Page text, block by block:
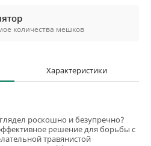
количества мешков
Характеристики
роскошно и безупречно?
решение для борьбы с
травянистой